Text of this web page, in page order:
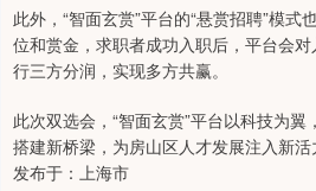
此外，“智面玄赏”平台的“悬赏招聘”模式
位和赏金，求职者成功入职后，平台会
行三方分润，实现多方共赢。
此次双选会，“智面玄赏”平台以科技为
搭建新桥梁，为房山区人才发展注入新活
发布于：上海市